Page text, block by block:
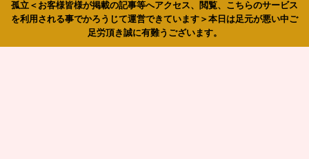
孤立＜お客様皆様が掲載の記事等へアクセス、閲覧、こちらのサービス
を利用される事でかろうじて運営できています＞本日は足元が悪い中ご
足労頂き誠に有難うございます。